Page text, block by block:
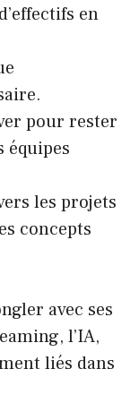
en
pour rester
équipes
les projets
concepts
avec ses
l’IA,
liés dans